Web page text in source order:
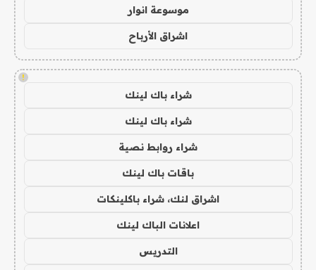
موسوعة انوار
اشراق الأرباح
!
شراء باك لينك
شراء باك لينك
شراء روابط نصية
باقات باك لينك
اشراق لنك، شراء باكلينكات
اعلانات الباك لينك
التدريس